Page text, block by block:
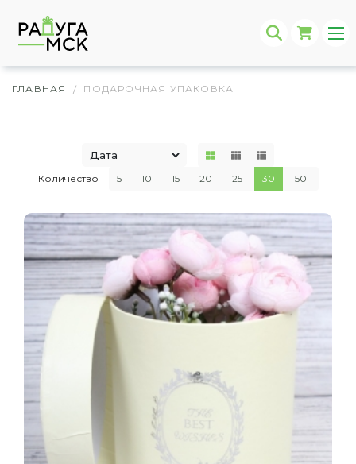
ГЛАВНАЯ / ПОДАРОЧНАЯ УПАКОВКА
Количество 5 10 15 20 25 30 50